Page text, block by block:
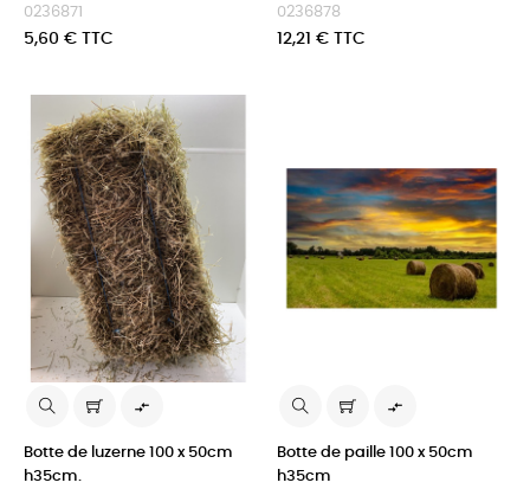
0236871
Prix
5,60 € TTC
0236878
Prix
12,21 € TTC

Botte de luzerne 100 x 50cm
h35cm.

Botte de paille 100 x 50cm
h35cm